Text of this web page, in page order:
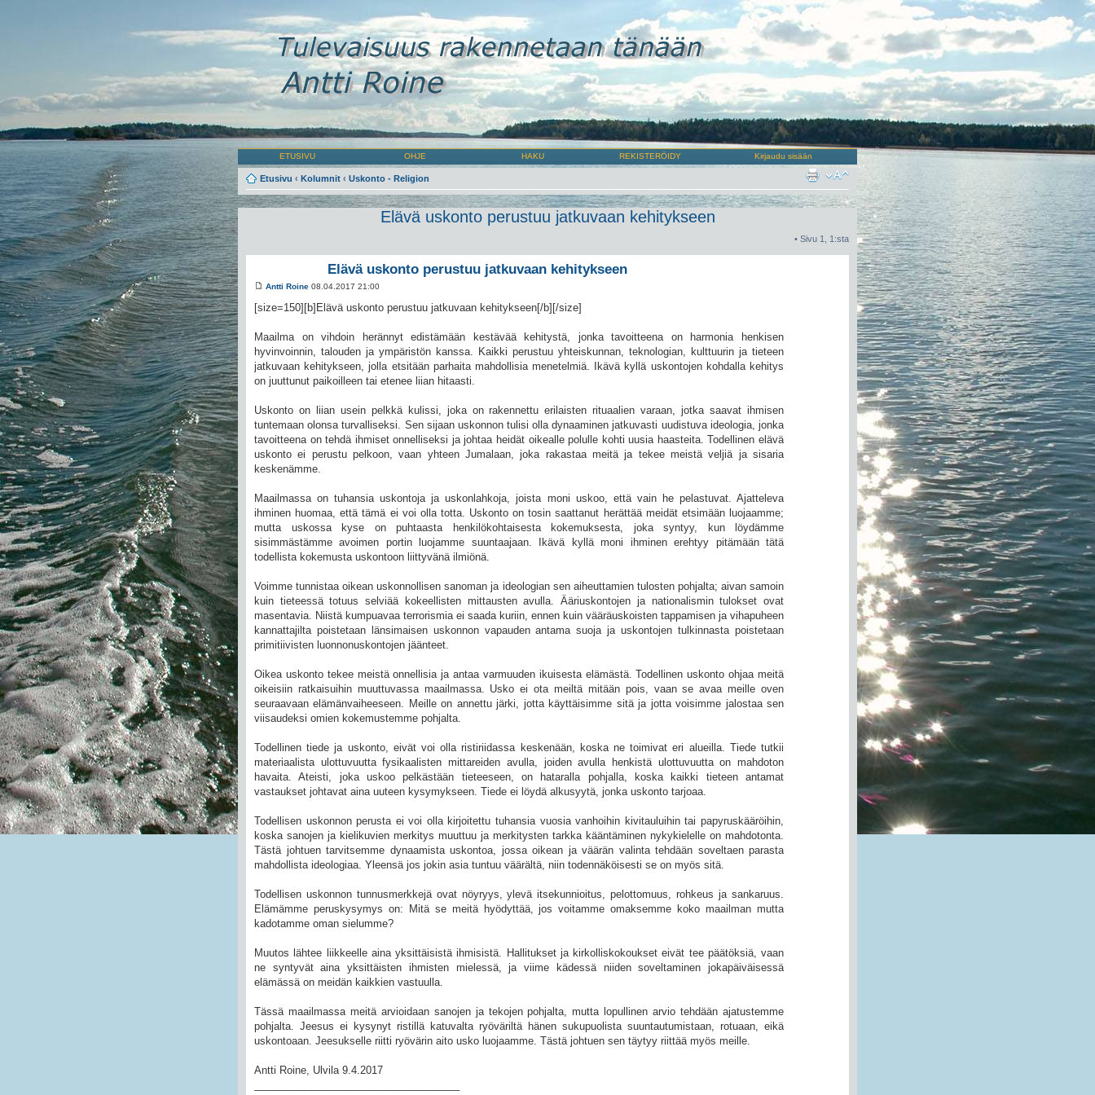
ETUSIVU OHJE HAKU REKISTERÖIDY Kirjaudu sisään
Etusivu ‹ Kolumnit ‹ Uskonto - Religion
Elävä uskonto perustuu jatkuvaan kehitykseen
• Sivu 1 1 :sta
Elävä uskonto perustuu jatkuvaan kehitykseen
Antti Roine 08.04.2017 21:00
[size=150][b]Elävä uskonto perustuu jatkuvaan kehitykseen[/b][/size]
Maailma on vihdoin herännyt edistämään kestävää kehitystä, jonka tavoitteena on harmonia henkisen
hyvinvoinnin, talouden ja ympäristön kanssa. Kaikki perustuu yhteiskunnan, teknologian, kulttuurin ja tieteen
jatkuvaan kehitykseen, jolla etsitään parhaita mahdollisia menetelmiä. Ikävä kyllä uskontojen kohdalla kehitys
on juuttunut paikoilleen tai etenee liian hitaasti.
Uskonto on liian usein pelkkä kulissi, joka on rakennettu erilaisten rituaalien varaan, jotka saavat ihmisen
tuntemaan olonsa turvalliseksi. Sen sijaan uskonnon tulisi olla dynaaminen jatkuvasti uudistuva ideologia, jonka
tavoitteena on tehdä ihmiset onnelliseksi ja johtaa heidät oikealle polulle kohti uusia haasteita. Todellinen elävä
uskonto ei perustu pelkoon, vaan yhteen Jumalaan, joka rakastaa meitä ja tekee meistä veljiä ja sisaria
keskenämme.
Maailmassa on tuhansia uskontoja ja uskonlahkoja, joista moni uskoo, että vain he pelastuvat. Ajatteleva
ihminen huomaa, että tämä ei voi olla totta. Uskonto on tosin saattanut herättää meidät etsimään luojaamme;
mutta uskossa kyse on puhtaasta henkilökohtaisesta kokemuksesta, joka syntyy, kun löydämme
sisimmästämme avoimen portin luojamme suuntaajaan. Ikävä kyllä moni ihminen erehtyy pitämään tätä
todellista kokemusta uskontoon liittyvänä ilmiönä.
Voimme tunnistaa oikean uskonnollisen sanoman ja ideologian sen aiheuttamien tulosten pohjalta; aivan samoin
kuin tieteessä totuus selviää kokeellisten mittausten avulla. Ääriuskontojen ja nationalismin tulokset ovat
masentavia. Niistä kumpuavaa terrorismia ei saada kuriin, ennen kuin vääräuskoisten tappamisen ja vihapuheen
kannattajilta poistetaan länsimaisen uskonnon vapauden antama suoja ja uskontojen tulkinnasta poistetaan
primitiivisten luonnonuskontojen jäänteet.
Oikea uskonto tekee meistä onnellisia ja antaa varmuuden ikuisesta elämästä. Todellinen uskonto ohjaa meitä
oikeisiin ratkaisuihin muuttuvassa maailmassa. Usko ei ota meiltä mitään pois, vaan se avaa meille oven
seuraavaan elämänvaiheeseen. Meille on annettu järki, jotta käyttäisimme sitä ja jotta voisimme jalostaa sen
viisaudeksi omien kokemustemme pohjalta.
Todellinen tiede ja uskonto, eivät voi olla ristiriidassa keskenään, koska ne toimivat eri alueilla. Tiede tutkii
materiaalista ulottuvuutta fysikaalisten mittareiden avulla, joiden avulla henkistä ulottuvuutta on mahdoton
havaita. Ateisti, joka uskoo pelkästään tieteeseen, on hataralla pohjalla, koska kaikki tieteen antamat
vastaukset johtavat aina uuteen kysymykseen. Tiede ei löydä alkusyytä, jonka uskonto tarjoaa.
Todellisen uskonnon perusta ei voi olla kirjoitettu tuhansia vuosia vanhoihin kivitauluihin tai papyruskääröihin,
koska sanojen ja kielikuvien merkitys muuttuu ja merkitysten tarkka kääntäminen nykykielelle on mahdotonta.
Tästä johtuen tarvitsemme dynaamista uskontoa, jossa oikean ja väärän valinta tehdään soveltaen parasta
mahdollista ideologiaa. Yleensä jos jokin asia tuntuu väärältä, niin todennäköisesti se on myös sitä.
Todellisen uskonnon tunnusmerkkejä ovat nöyryys, ylevä itsekunnioitus, pelottomuus, rohkeus ja sankaruus.
Elämämme peruskysymys on: Mitä se meitä hyödyttää, jos voitamme omaksemme koko maailman mutta
kadotamme oman sielumme?
Muutos lähtee liikkeelle aina yksittäisistä ihmisistä. Hallitukset ja kirkolliskokoukset eivät tee päätöksiä, vaan
ne syntyvät aina yksittäisten ihmisten mielessä, ja viime kädessä niiden soveltaminen jokapäiväisessä
elämässä on meidän kaikkien vastuulla.
Tässä maailmassa meitä arvioidaan sanojen ja tekojen pohjalta, mutta lopullinen arvio tehdään ajatustemme
pohjalta. Jeesus ei kysynyt ristillä katuvalta ryöväriltä hänen sukupuolista suuntautumistaan, rotuaan, eikä
uskontoaan. Jeesukselle riitti ryövärin aito usko luojaamme. Tästä johtuen sen täytyy riittää myös meille.
Antti Roine, Ulvila 9.4.2017